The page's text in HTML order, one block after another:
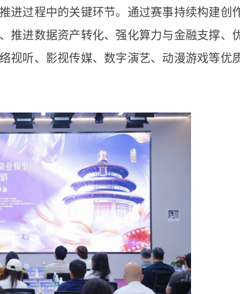
进过程中的关键环节。通过赛事持续构建创
推进数据资产转化、强化算力与金融支撑、
视听、影视传媒、数字演艺、动漫游戏等优